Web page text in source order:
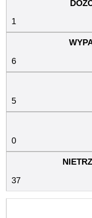
1
6
5
0
37